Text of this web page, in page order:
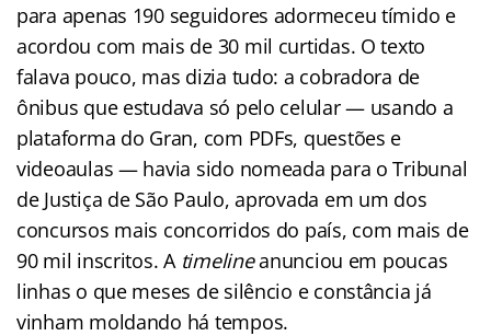
para apenas 190 seguidores adormeceu tímido e
acordou com mais de 30 mil curtidas. O texto
falava pouco, mas dizia tudo: a cobradora de
ônibus que estudava só pelo celular — usando a
plataforma do Gran, com PDFs, questões e
videoaulas — havia sido nomeada para o Tribunal
de Justiça de São Paulo, aprovada em um dos
concursos mais concorridos do país, com mais de
90 mil inscritos. A timelineanunciou em poucas
linhas o que meses de silêncio e constância já
vinham moldando há tempos.